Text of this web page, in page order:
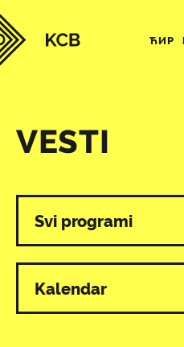
ЋИР
VESTI
Svi programi
Kalendar